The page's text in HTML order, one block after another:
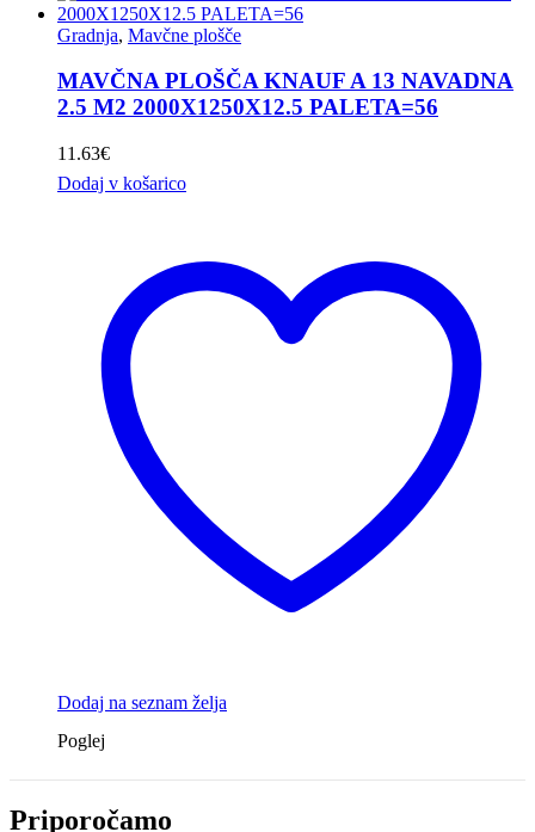
Gradnja, Mavčne plošče
MAVČNA PLOŠČA KNAUF A 13 NAVADNA
2.5 M2 2000X1250X12.5 PALETA=56
11.63€
Dodaj v košarico
Dodaj na seznam želja
Poglej
Priporočamo